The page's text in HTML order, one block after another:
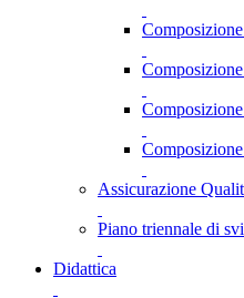
Assicurazione
Piano triennale di
Didattica